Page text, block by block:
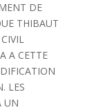
DE
THIBAUT
A CETTE
LES
UN